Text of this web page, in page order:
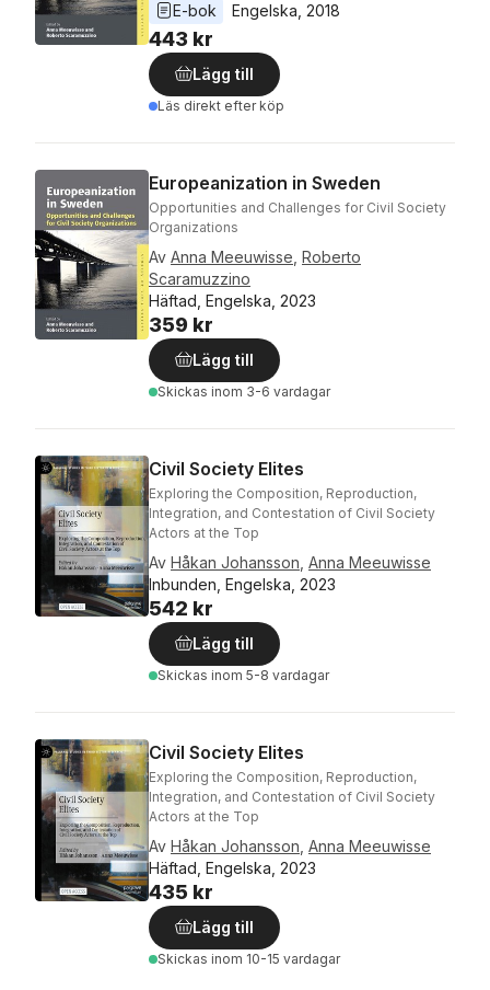
E-bok
Engelska 2018
443 kr
Lägg till
Läs direkt efter köp
Europeanization in Sweden
Opportunities and Challenges for Civil Society
Organizations
Av Anna Meeuwisse Roberto
Scaramuzzino
Häftad, Engelska, 2023
359 kr
Lägg till
Skickas inom 3-6 vardagar
Civil Society Elites
Exploring the Composition, Reproduction,
Integration, and Contestation of Civil Society
Actors at the Top
Av Håkan Johansson Anna Meeuwisse
Inbunden, Engelska, 2023
542 kr
Lägg till
Skickas inom 5-8 vardagar
Civil Society Elites
Exploring the Composition, Reproduction,
Integration, and Contestation of Civil Society
Actors at the Top
Av Håkan Johansson Anna Meeuwisse
Häftad, Engelska, 2023
435 kr
Lägg till
Skickas inom 10-15 vardagar